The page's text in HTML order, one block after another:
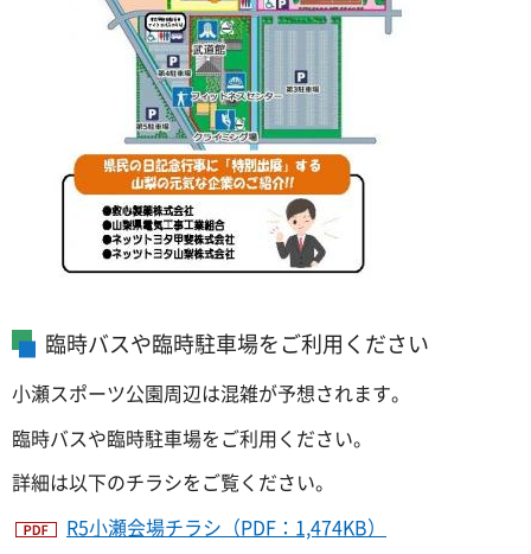
臨時バスや臨時駐車場をご利用ください
小瀬スポーツ公園周辺は混雑が予想されます。
臨時バスや臨時駐車場をご利用ください。
詳細は以下のチラシをご覧ください。
R5小瀬会場チラシ（PDF：1,474KB）